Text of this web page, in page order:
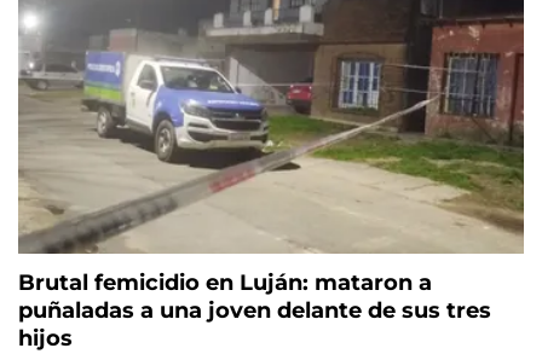
Brutal femicidio en Luján: mataron a
puñaladas a una joven delante de sus tres
hijos